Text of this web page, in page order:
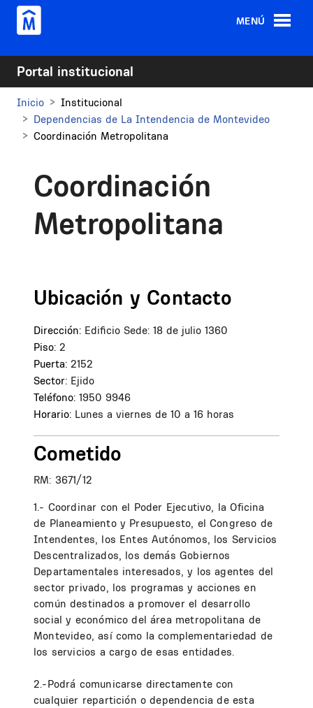
Pasar al contenido principal
MENÚ
Portal institucional
Inicio
Institucional
Dependencias de La Intendencia de Montevideo
Coordinación Metropolitana
Coordinación
Metropolitana
Ubicación y Contacto
Dirección: Edificio Sede: 18 de julio 1360
Piso: 2
Puerta: 2152
Sector: Ejido
Teléfono: 1950 9946
Horario: Lunes a viernes de 10 a 16 horas
Cometido
RM: 3671/12
1.- Coordinar con el Poder Ejecutivo, la Oficina
de Planeamiento y Presupuesto, el Congreso de
Intendentes, los Entes Autónomos, los Servicios
Descentralizados, los demás Gobiernos
Departamentales interesados, y los agentes del
sector privado, los programas y acciones en
común destinados a promover el desarrollo
social y económico del área metropolitana de
Montevideo, así como la complementariedad de
los servicios a cargo de esas entidades.
2.-Podrá comunicarse directamente con
cualquier repartición o dependencia de esta